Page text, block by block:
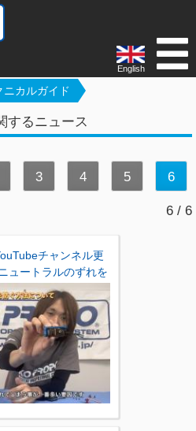
English
ニカルガイド
するニュース
3 4 5 6
6 / 6
チャンネル更
ュートラルのずれを
方法その1